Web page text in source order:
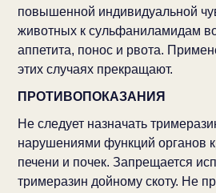
повышенной индивидуальной
животных к сульфаниламидам
аппетита, понос и рвота.
этих случаях прекращают.
ПРОТИВОПОКАЗАНИЯ
Не следует назначать
нарушениями функций органов
печени и почек. Запрещается
тримеразин дойному скоту. Не